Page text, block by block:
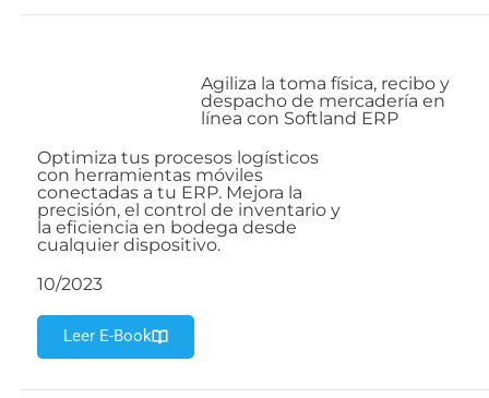
Agiliza la toma física, recibo y
despacho de mercadería en
línea con Softland ERP
Optimiza tus procesos logísticos
con herramientas móviles
conectadas a tu ERP. Mejora la
precisión, el control de inventario y
la eficiencia en bodega desde
cualquier dispositivo.
10/2023
Leer E-Book